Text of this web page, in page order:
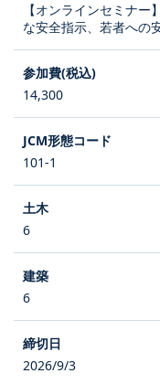
【オンラインセミナ
な安全指示、若者への
14,300
101-1
6
6
2026/9/3